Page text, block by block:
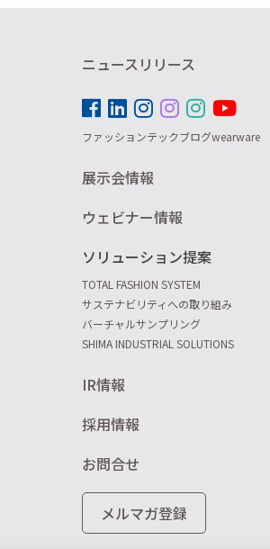
ニュースリリース
ファッションテックブログwearware
展示会情報
ウェビナー情報
ソリューション提案
TOTAL FASHION SYSTEM
サステナビリティへの取り組み
バーチャルサンプリング
SHIMA INDUSTRIAL SOLUTIONS
IR情報
採用情報
お問合せ
メルマガ登録